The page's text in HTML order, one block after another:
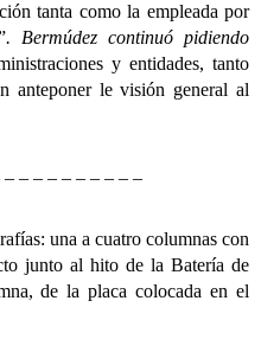
tanta como la empleada por
. Bermúdez continuó pidiendo
y entidades, tanto
anteponer le visión general al
– – – – – – – – –
una a cuatro columnas con
junto al hito de la Batería de
de la placa colocada en el